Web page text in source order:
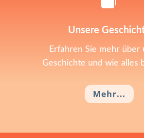
Unsere
Erfahren Sie mehr über
Geschichte und wie alles
Mehr...